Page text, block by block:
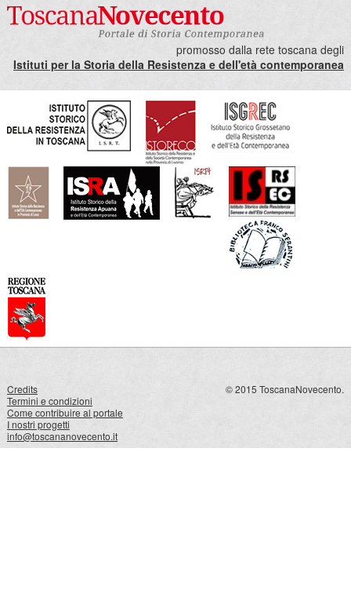
promosso dalla rete toscana degli
Istituti per la Storia della Resistenza e dell'età contemporanea
Credits
Termini e condizioni
Come contribuire al portale
I nostri progetti
info@toscananovecento.it
© 2015 ToscanaNovecento.